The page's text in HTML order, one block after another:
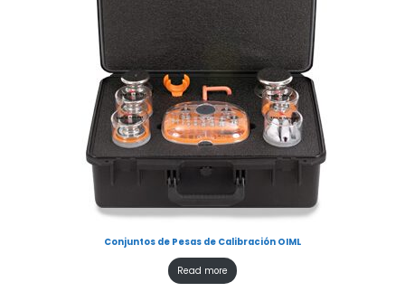
Conjuntos de Pesas de Calibración OIML
Read more